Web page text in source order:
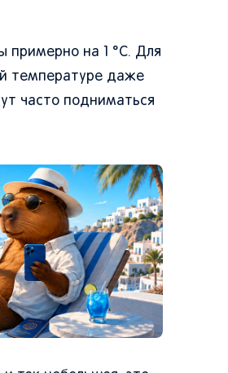
примерно на 1 °C. Для
температуре даже
часто подниматься